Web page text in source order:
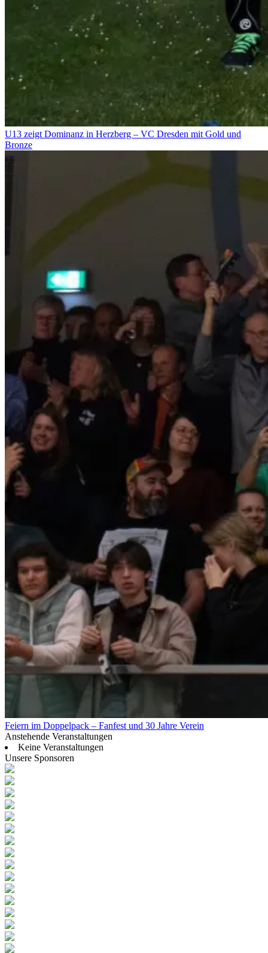
U13 zeigt Dominanz in Herzberg – VC Dresden mit Gold und
Bronze
Feiern im Doppelpack – Fanfest und 30 Jahre Verein
Anstehende Veranstaltungen
Keine Veranstaltungen
Unsere Sponsoren